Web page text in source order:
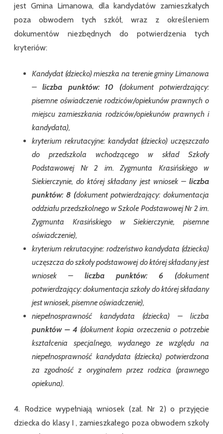
jest Gmina Limanowa, dla kandydatów zamieszkałych
poza obwodem tych szkół, wraz z określeniem
dokumentów niezbędnych do potwierdzenia tych
kryteriów:
Kandydat (dziecko) mieszka na terenie gminy Limanowa
–liczba punktów: 10 (dokument potwierdzający:
pisemne oświadczenie rodziców/opiekunów prawnych o
miejscu zamieszkania rodziców/opiekunów prawnych i
kandydata),
kryterium rekrutacyjne: kandydat (dziecko) uczęszczało
do przedszkola wchodzącego w skład Szkoły
Podstawowej Nr 2 im. Zygmunta Krasińskiego w
Siekierczynie, do której składany jest wniosek – liczba
punktów: 8 (dokument potwierdzający: dokumentacja
oddziału przedszkolnego w Szkole Podstawowej Nr 2 im.
Zygmunta Krasińskiego w Siekierczynie, pisemne
oświadczenie),
kryterium rekrutacyjne: rodzeństwo kandydata (dziecka)
uczęszcza do szkoły podstawowej do której składany jest
wniosek – liczba punktów: 6 (dokument
potwierdzający: dokumentacja szkoły do której składany
jest wniosek, pisemne oświadczenie),
niepełnosprawność kandydata (dziecka) – liczba
punktów – 4 (dokument kopia orzeczenia o potrzebie
kształcenia specjalnego, wydanego ze względu na
niepełnosprawność kandydata (dziecka) potwierdzona
za zgodność z oryginałem przez rodzica (prawnego
opiekuna).
4. Rodzice wypełniają wniosek (zał. Nr 2) o przyjęcie
dziecka do klasy I , zamieszkałego poza obwodem szkoły